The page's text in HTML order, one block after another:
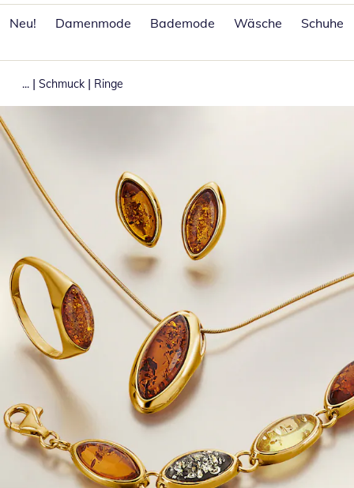
Neu!
Damenmode Bademode Wäsche Schuhe
... | Schmuck | Ringe